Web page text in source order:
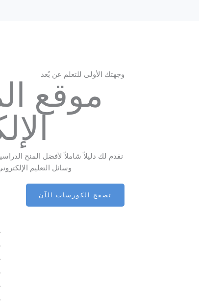
وجهتك الأولى للتعلم عن بُعد
موقع
نقدم لك دليلاً شاملاً لأفضل المنح
وسائل التعليم
تصفح الكورسات الآن